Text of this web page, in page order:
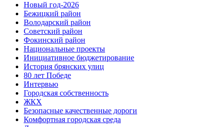
Новый год-2026
Бежицкий район
Володарский район
Советский район
Фокинский район
Национальные проекты
Инициативное бюджетирование
История брянских улиц
80 лет Победе
Интервью
Городская собственность
ЖКХ
Безопасные качественные дороги
Комфортная городская среда